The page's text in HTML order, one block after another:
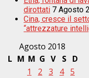
dirottati 7 Agosto
Cina, cresce il
“attrezzature
Agosto 2018
L M M G V S
D
1
2 3 4 5